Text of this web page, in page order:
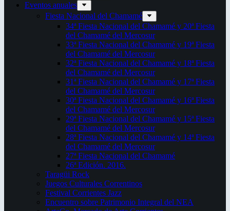
Eventos anuales
Fiesta Nacional del Chamamé
34ª Fiesta Nacional del Chamamé y 20ª Fiesta
del Chamamé del Mercosur
33ª Fiesta Nacional del Chamamé y 19ª Fiesta
del Chamamé del Mercosur
32ª Fiesta Nacional del Chamamé y 18ª Fiesta
del Chamamé del Mercosur
31ª Fiesta Nacional del Chamamé y 17ª Fiesta
del Chamamé del Mercosur
30ª Fiesta Nacional del Chamamé y 16ª Fiesta
del Chamamé del Mercosur
29ª Fiesta Nacional del Chamamé y 15ª Fiesta
del Chamamé del Mercosur
28ª Fiesta Nacional del Chamamé y 14ª Fiesta
del Chamamé del Mercosur
27ª Fiesta Nacional del Chamamé
26ª Edición. 2016.
Taragüi Rock
Juegos Culturales Correntinos
Festival Corrientes Jazz
Encuentro sobre Patrimonio Integral del NEA